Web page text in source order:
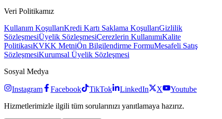
Veri Politikamız
Kullanım KoşullarıKredi Kartı Saklama KoşullarıGizlilik
SözleşmesiÜyelik SözleşmesiÇerezlerin KullanımıKalite
PolitikasıKVKK MetniÖn Bilgilendirme FormuMesafeli Satış
SözleşmesiKurumsal Üyelik Sözleşmesi
Sosyal Medya
Instagram Facebook TikTok LinkedIn X
Youtube
Hizmetlerimizle ilgili tüm sorularınızı yanıtlamaya hazırız.